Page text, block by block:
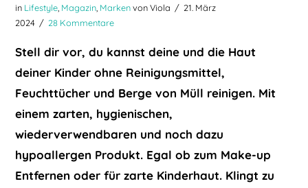
in Lifestyle Magazin Markenvon Viola
21. März
2024
28 Kommentare
Stell dir vor, du kannst deine und die Haut
deiner Kinder ohne Reinigungsmittel,
Feuchttücher und Berge von Müll reinigen. Mit
einem zarten, hygienischen,
wiederverwendbaren und noch dazu
hypoallergen Produkt. Egal ob zum Make-up
Entfernen oder für zarte Kinderhaut. Klingt zu